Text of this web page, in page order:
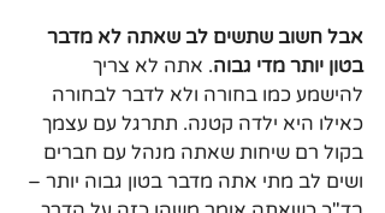
אבל חשוב שתשים לב שאתה לא מדבר
בטון יותר מדי גבוה. אתה לא צריך
להישמע כמו בחורה ולא לדבר לבחורה
כאילו היא ילדה קטנה. תתרגל עם עצמך
בקול רם שיחות שאתה מנהל עם חברים
ושים לב מתי אתה מדבר בטון גבוה יותר –